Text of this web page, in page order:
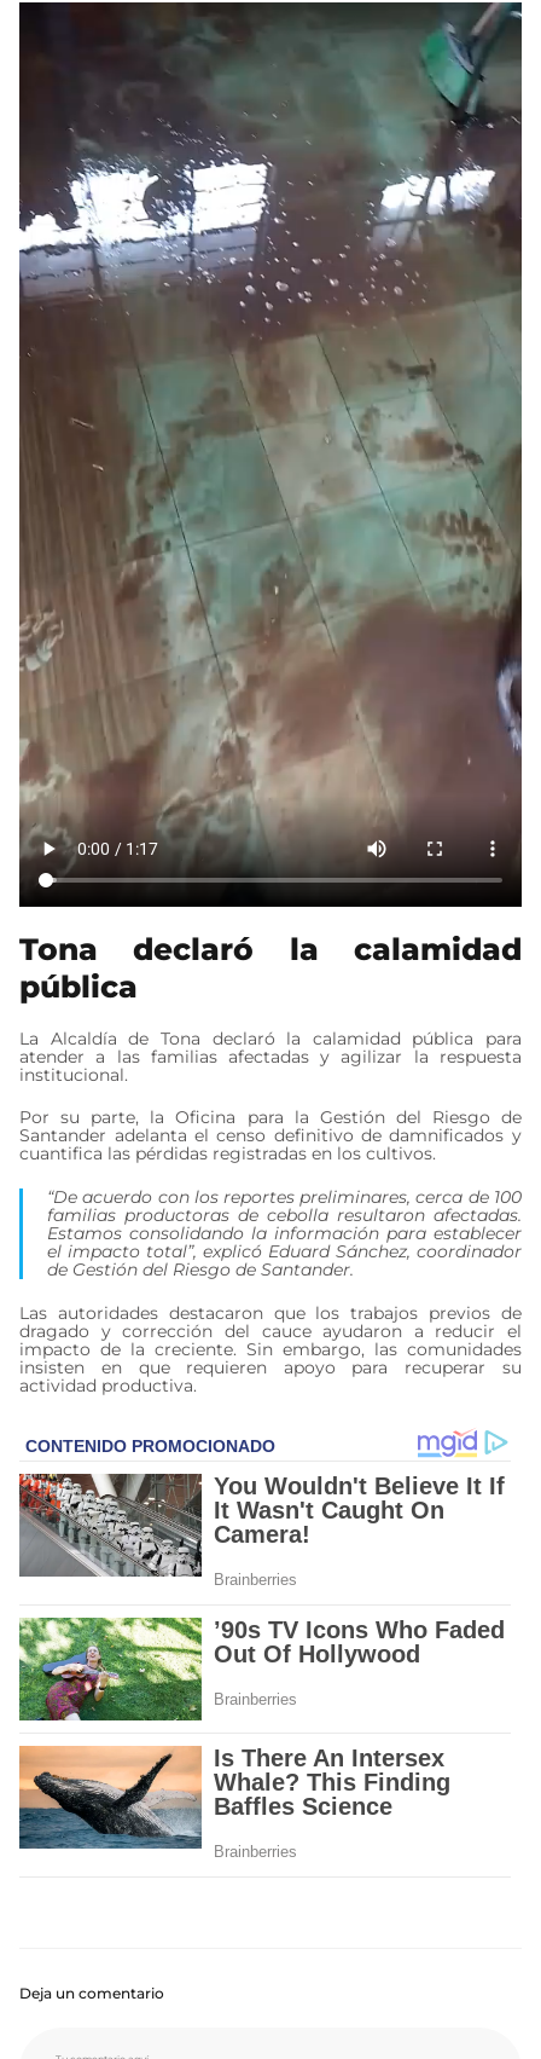
Tona declaró la calamidad
pública
La Alcaldía de Tona declaró la calamidad pública para
atender a las familias afectadas y agilizar la respuesta
institucional.
Por su parte, la Oficina para la Gestión del Riesgo de
Santander adelanta el censo definitivo de damnificados y
cuantifica las pérdidas registradas en los cultivos.
“De acuerdo con los reportes preliminares, cerca de 100
familias productoras de cebolla resultaron afectadas.
Estamos consolidando la información para establecer
el impacto total”, explicó Eduard Sánchez, coordinador
de Gestión del Riesgo de Santander.
Las autoridades destacaron que los trabajos previos de
dragado y corrección del cauce ayudaron a reducir el
impacto de la creciente. Sin embargo, las comunidades
insisten en que requieren apoyo para recuperar su
actividad productiva.
Deja un comentario